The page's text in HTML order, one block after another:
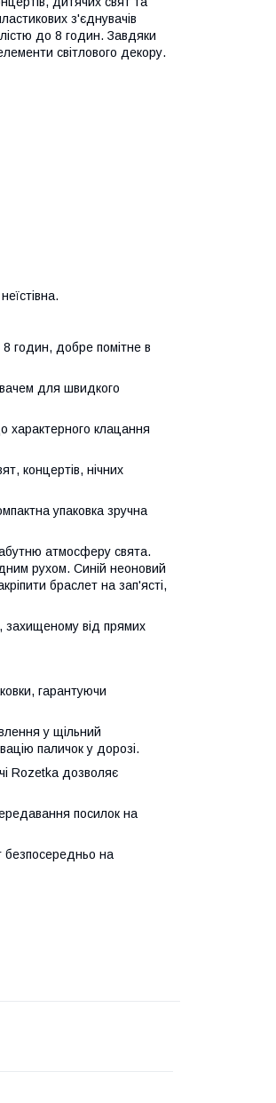
з'єднувачів
до 8 годин. Завдяки
світлового декору.
годин, добре помітне в
для швидкого
характерного клацання
концертів, нічних
упаковка зручна
атмосферу свята.
рухом. Синій неоновий
браслет на зап'ясті,
захищеному від прямих
гарантуючи
у щільний
паличок у дорозі.
Rozetka дозволяє
посилок на
безпосередньо на